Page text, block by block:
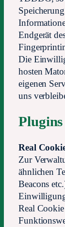
Endgerät
Die
hosten
eigenen
uns
Real
Zur
ähnlichen
Beacons
Real